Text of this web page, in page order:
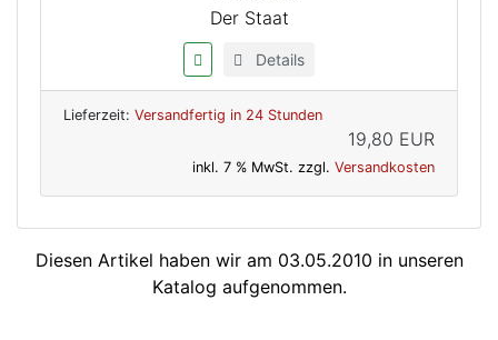
Der Staat
Details
Lieferzeit: Versandfertig in 24 Stunden
19,80 EUR
inkl. 7 % MwSt. zzgl. Versandkosten
Diesen Artikel haben wir am 03.05.2010 in unseren
Katalog aufgenommen.